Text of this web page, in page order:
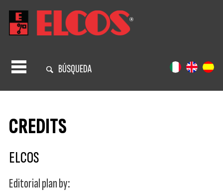
BÚSQUEDA
CREDITS
ELCOS
Editorial plan by: